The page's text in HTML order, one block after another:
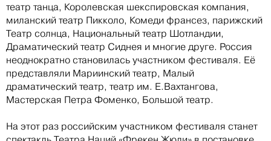
театр танца, Королевская шекспировская компания,
миланский театр Пикколо, Комеди франсез, парижский
Театр солнца, Национальный театр Шотландии,
Драматический театр Сиднея и многие друге. Россия
неоднократно становилась участником фестиваля. Её
представляли Мариинский театр, Малый
драматический театр, театр им. Е.Вахтангова,
Мастерская Петра Фоменко, Большой театр.
На этот раз российским участником фестиваля станет